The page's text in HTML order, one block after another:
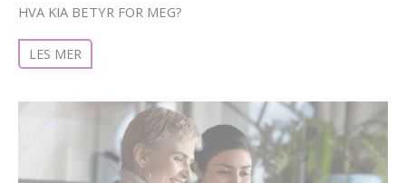
HVA KIA BETYR FOR MEG?
LES MER